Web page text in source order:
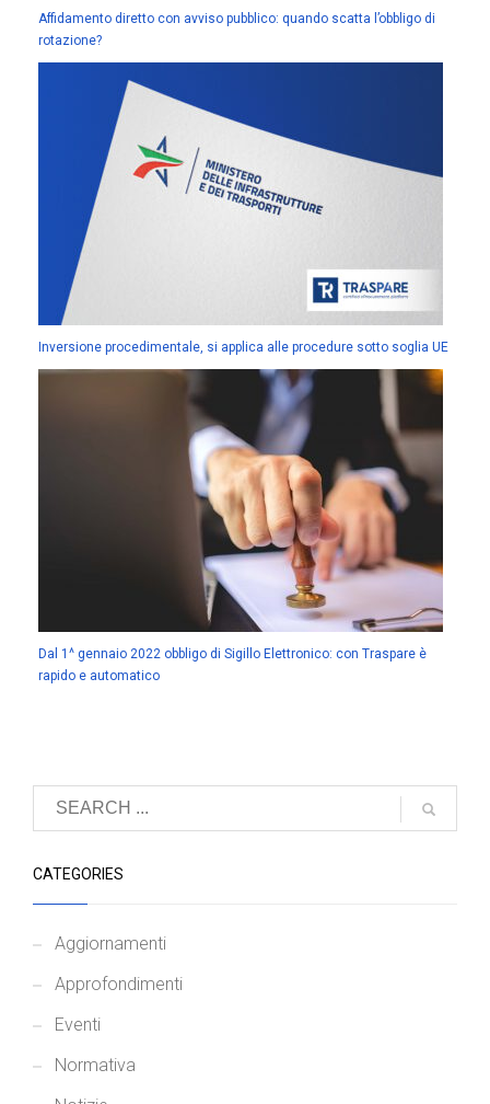
Affidamento diretto con avviso pubblico: quando scatta l’obbligo di
rotazione?
Inversione procedimentale, si applica alle procedure sotto soglia UE
Dal 1^ gennaio 2022 obbligo di Sigillo Elettronico: con Traspare è
rapido e automatico
CATEGORIES
Aggiornamenti
Approfondimenti
Eventi
Normativa